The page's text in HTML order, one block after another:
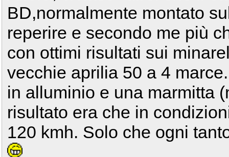
BD,normalmente montato
reperire e secondo me più
con ottimi risultati sui
vecchie aprilia 50 a 4
in alluminio e una marmitta
risultato era che in
120 kmh. Solo che ogni